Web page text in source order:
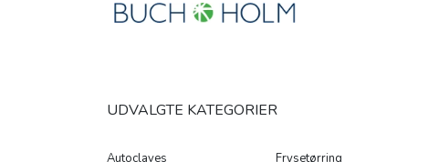
Autoclaves
Frysetørring
UDVALGTE KATEGORIER